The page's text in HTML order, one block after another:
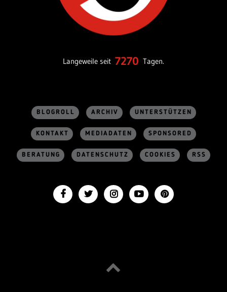
Langeweile seit 7270 Tagen.
BLOGROLL ARCHIV UNTERSTÜTZEN
KONTAKT MEDIADATEN SPONSORED
BERATUNG DATENSCHUTZ COOKIES RSS